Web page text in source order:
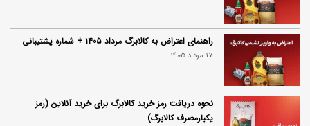
راهنمای اعتراض به کالابرگ مرداد ۱۴۰۵ + شماره پشتیبانی
17 مرداد 1405
نحوه دریافت رمز خرید کالابرگ برای خرید آنلاین (رمز
یکبارمصرف کالابرگ)